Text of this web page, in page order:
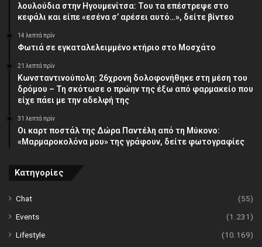
λουλούδια στην Ηγουμενίτσα: Του τα επέστρεψε στο
κεφάλι και είπε «εσένα σ’ αρέσει αυτό…», δείτε βίντεο
14 λεπτά πρίν
Φωτιά σε εγκαταλελειμμένο κτήριο στο Μοσχάτο
21 λεπτά πρίν
Κωνσταντινούπολη: 26χρονη δολοφονήθηκε στη μέση του
δρόμου – Τη σκότωσε ο πρώην της έξω από φαρμακείο που
είχε πάει με την αδελφή της
31 λεπτά πρίν
Οι καρτ ποστάλ της Δώρα Παντέλη από τη Μύκονο:
«Μαρμαροκολόνα μου» της γράφουν, δείτε φωτογραφίες
Κατηγορίες
Chat
(55)
Events
(1.231)
Lifestyle
(10.169)